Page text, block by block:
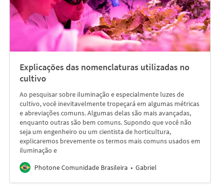
Explicações das nomenclaturas utilizadas no
cultivo
Ao pesquisar sobre iluminação e especialmente luzes de
cultivo, você inevitavelmente tropeçará em algumas métricas
e abreviações comuns. Algumas delas são mais avançadas,
enquanto outras são bem comuns. Supondo que você não
seja um engenheiro ou um cientista de horticultura,
explicaremos brevemente os termos mais comuns usados em
iluminação e
Photone Comunidade Brasileira
Gabriel